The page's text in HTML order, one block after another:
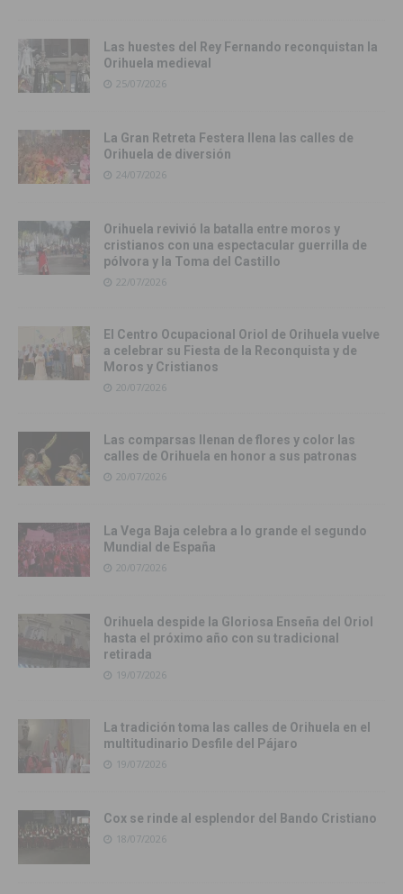
Las huestes del Rey Fernando reconquistan la
Orihuela medieval
25/07/2026
La Gran Retreta Festera llena las calles de
Orihuela de diversión
24/07/2026
Orihuela revivió la batalla entre moros y
cristianos con una espectacular guerrilla de
pólvora y la Toma del Castillo
22/07/2026
El Centro Ocupacional Oriol de Orihuela vuelve
a celebrar su Fiesta de la Reconquista y de
Moros y Cristianos
20/07/2026
Las comparsas llenan de flores y color las
calles de Orihuela en honor a sus patronas
20/07/2026
La Vega Baja celebra a lo grande el segundo
Mundial de España
20/07/2026
Orihuela despide la Gloriosa Enseña del Oriol
hasta el próximo año con su tradicional
retirada
19/07/2026
La tradición toma las calles de Orihuela en el
multitudinario Desfile del Pájaro
19/07/2026
Cox se rinde al esplendor del Bando Cristiano
18/07/2026